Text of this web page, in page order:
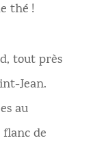
thé !
tout près
Jean.
au
de